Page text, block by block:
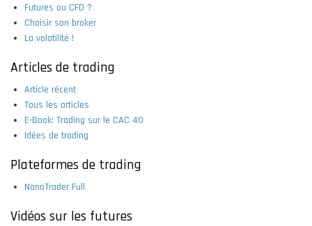
Futures ou CFD ?
Choisir son broker
La volatilité !
Articles de trading
Article récent
Tous les articles
E-Book: Trading sur le CAC 40
Idées de trading
Plateformes de trading
NanoTrader Full
Vidéos sur les futures